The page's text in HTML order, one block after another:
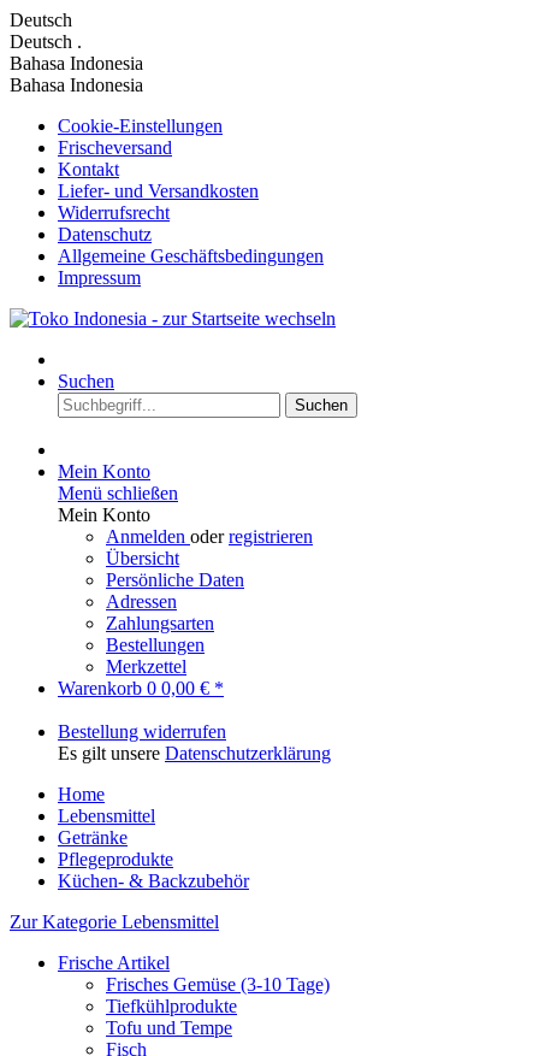
Deutsch
Deutsch .
Bahasa Indonesia
Bahasa Indonesia
Cookie-Einstellungen
Frischeversand
Kontakt
Liefer- und Versandkosten
Widerrufsrecht
Datenschutz
Allgemeine Geschäftsbedingungen
Impressum
Suchen
Suchen
Mein Konto
Menü schließen
Mein Konto
Anmelden oderregistrieren
Übersicht
Persönliche Daten
Adressen
Zahlungsarten
Bestellungen
Merkzettel
Warenkorb 0 0,00 € *
Bestellung widerrufen
Es gilt unsere Datenschutzerklärung
Home
Lebensmittel
Getränke
Pflegeprodukte
Küchen- & Backzubehör
Zur Kategorie Lebensmittel
Frische Artikel
Frisches Gemüse (3-10 Tage)
Tiefkühlprodukte
Tofu und Tempe
Fisch